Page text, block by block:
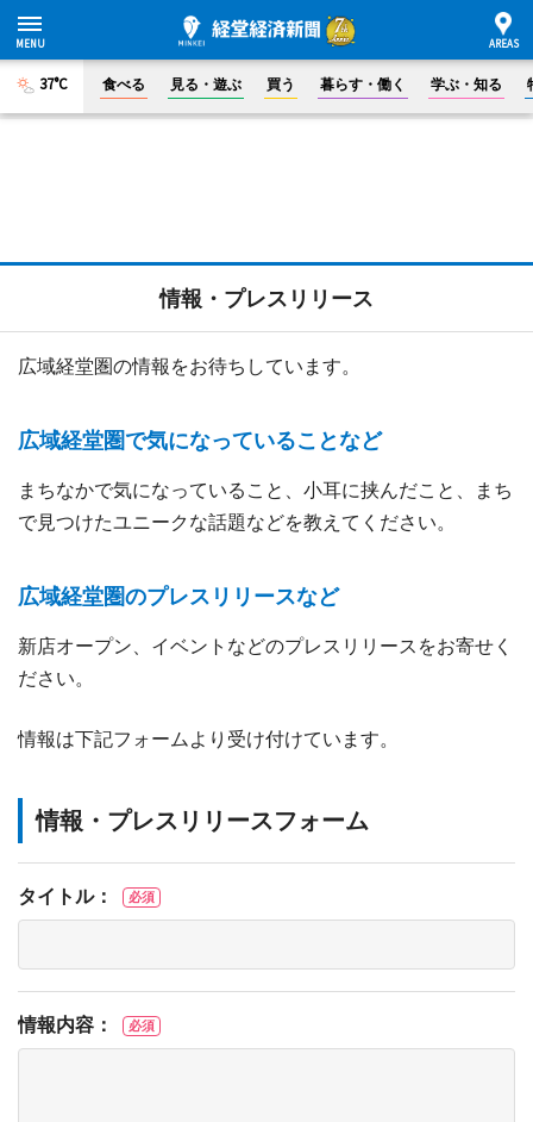
37°C 食べる 見る・遊ぶ 買う 暮らす・働く 学ぶ・知る
情報・プレスリリース
広域経堂圏の情報をお待ちしています。
広域経堂圏で気になっていることなど
まちなかで気になっていること、小耳に挟んだこと、まち
で見つけたユニークな話題などを教えてください。
広域経堂圏のプレスリリースなど
新店オープン、イベントなどのプレスリリースをお寄せく
ださい。
情報は下記フォームより受け付けています。
情報・プレスリリースフォーム
タイトル： 必須
情報内容： 必須